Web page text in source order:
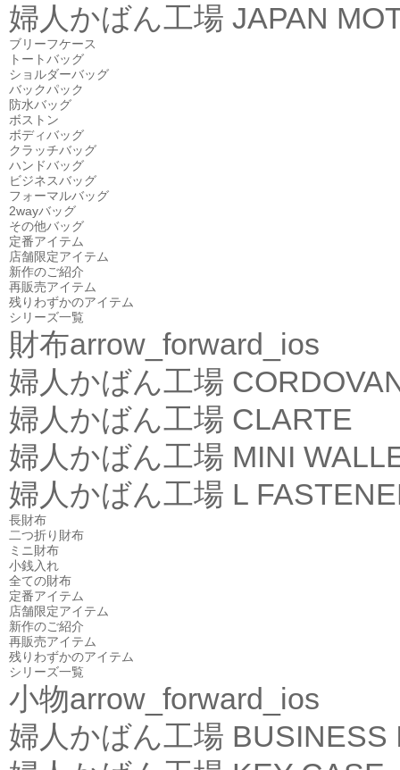
婦人かばん工場 JAPAN
ブリーフケース
トートバッグ
ショルダーバッグ
バックパック
防水バッグ
ボストン
ボディバッグ
クラッチバッグ
ハンドバッグ
ビジネスバッグ
フォーマルバッグ
2wayバッグ
その他バッグ
定番アイテム
店舗限定アイテム
新作のご紹介
再販売アイテム
残りわずかのアイテム
シリーズ一覧
財布arrow_forward_ios
婦人かばん工場
婦人かばん工場 CLARTE
婦人かばん工場 MINI
婦人かばん工場 L
長財布
二つ折り財布
ミニ財布
小銭入れ
全ての財布
定番アイテム
店舗限定アイテム
新作のご紹介
再販売アイテム
残りわずかのアイテム
シリーズ一覧
小物arrow_forward_ios
婦人かばん工場 BUSINESS